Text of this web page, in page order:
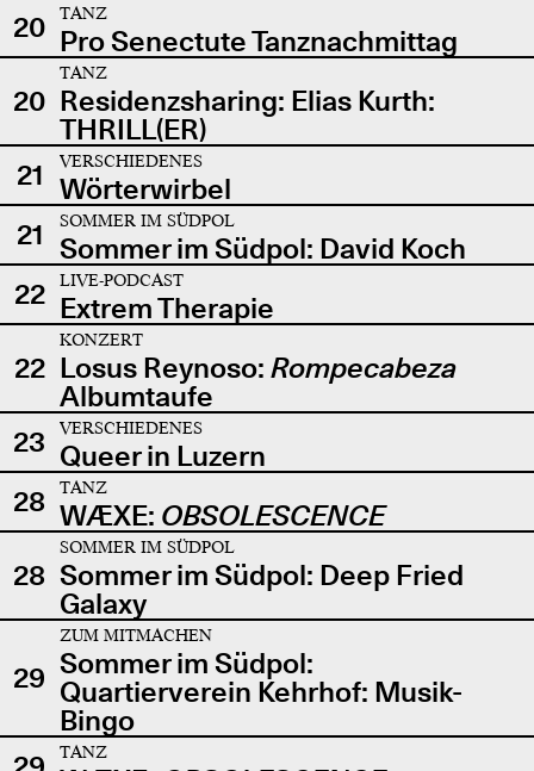
20
TANZ
Pro Senectute Tanznachmittag
20
TANZ
Residenzsharing: Elias Kurth:
THRILL(ER)
21
VERSCHIEDENES
Wörterwirbel
21
SOMMER IM SÜDPOL
Sommer im Südpol: David Koch
22
LIVE-PODCAST
Extrem Therapie
22
KONZERT
Losus Reynoso: Rompecabeza
Albumtaufe
23
VERSCHIEDENES
Queer in Luzern
28
TANZ
WÆXE: OBSOLESCENCE
28
SOMMER IM SÜDPOL
Sommer im Südpol: Deep Fried
Galaxy
29
ZUM MITMACHEN
Sommer im Südpol:
Quartierverein Kehrhof: Musik-
Bingo
TANZ